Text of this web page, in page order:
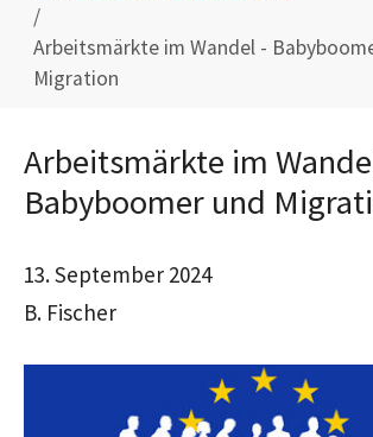
Arbeitsmärkte im Wandel -
Migration
Arbeitsmärkte im
Babyboomer und
13. September 2024
B. Fischer